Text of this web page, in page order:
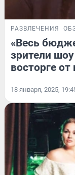
РАЗВЛЕЧЕНИЯ
«Весь
зрители
восторге
18 января, 2025,